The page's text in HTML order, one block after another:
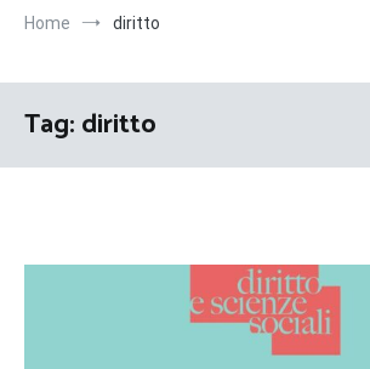
Home diritto
Tag:diritto